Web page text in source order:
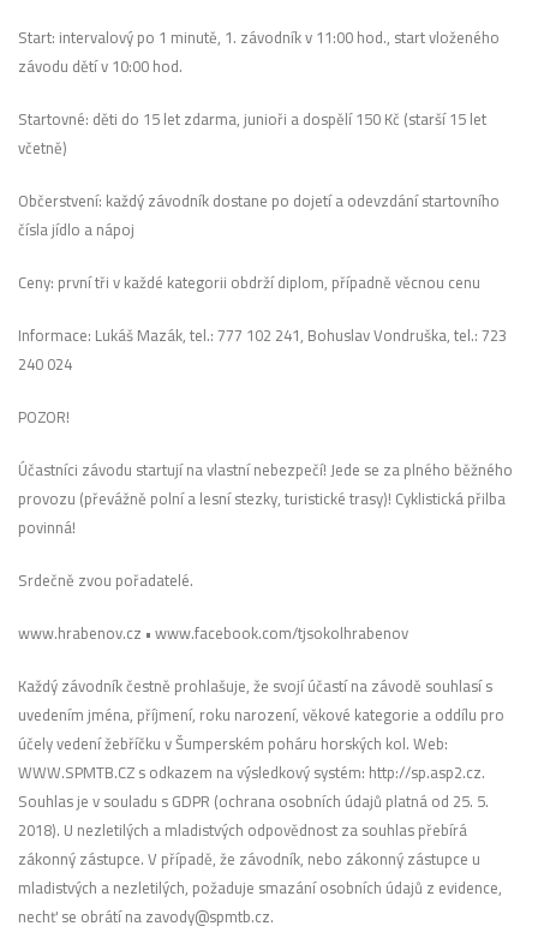
Start: intervalový po 1 minutě, 1. závodník v 11:00 hod., start vloženého
závodu dětí v 10:00 hod.
Startovné: děti do 15 let zdarma, junioři a dospělí 150 Kč (starší 15 let
včetně)
Občerstvení: každý závodník dostane po dojetí a odevzdání startovního
čísla jídlo a nápoj
Ceny: první tři v každé kategorii obdrží diplom, případně věcnou cenu
Informace: Lukáš Mazák, tel.: 777 102 241, Bohuslav Vondruška, tel.: 723
240 024
POZOR!
Účastníci závodu startují na vlastní nebezpečí! Jede se za plného běžného
provozu (převážně polní a lesní stezky, turistické trasy)! Cyklistická přilba
povinná!
Srdečně zvou pořadatelé.
www.hrabenov.cz • www.facebook.com/tjsokolhrabenov
Každý závodník čestně prohlašuje, že svojí účastí na závodě souhlasí s
uvedením jména, příjmení, roku narození, věkové kategorie a oddílu pro
účely vedení žebříčku v Šumperském poháru horských kol. Web:
WWW.SPMTB.CZ s odkazem na výsledkový systém: http://sp.asp2.cz.
Souhlas je v souladu s GDPR (ochrana osobních údajů platná od 25. 5.
2018). U nezletilých a mladistvých odpovědnost za souhlas přebírá
zákonný zástupce. V případě, že závodník, nebo zákonný zástupce u
mladistvých a nezletilých, požaduje smazání osobních údajů z evidence,
nechť se obrátí na zavody@spmtb.cz.